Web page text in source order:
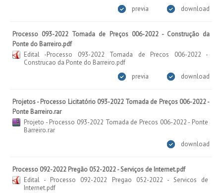
download
previa
Processo 093-2022 Tomada de Preços 006-2022 - Construção da
Ponte do Barreiro.pdf
Edital -Processo 093-2022 Tomada de Precos 006-2022 -
Construcao da Ponte do Barreiro.pdf
download
previa
Projetos - Processo Licitatório 093-2022 Tomada de Preços 006-2022 -
Ponte Barreiro.rar
Projeto - Processo 093-2022 Tomada de Precos 006-2022 - Ponte
Barreiro.rar
download
Processo 092-2022 Pregão 052-2022 - Serviços de Internet.pdf
Edital - Processo 092-2022 Pregao 052-2022 - Servicos de
Internet.pdf